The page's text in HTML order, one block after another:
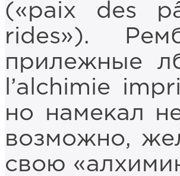
(«paix des
rides»).
прилежные
l’alchimie
но намекал
возможно,
свою